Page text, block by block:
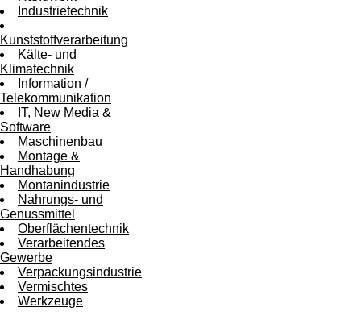
Industrietechnik
Kunststoffverarbeitung
Kälte- und
Klimatechnik
Information /
Telekommunikation
IT, New Media &
Software
Maschinenbau
Montage &
Handhabung
Montanindustrie
Nahrungs- und
Genussmittel
Oberflächentechnik
Verarbeitendes
Gewerbe
Verpackungsindustrie
Vermischtes
Werkzeuge